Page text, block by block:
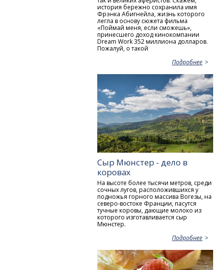
история бережно сохранила имя
Фрэнка Абигнейла, жизнь которого
легла в основу сюжета фильма
«Поймай меня, если сможешь»,
принесшего доход кинокомпании
Dream Work 352 миллиона долларов.
Пожалуй, о такой
Подробнее
Сыр Мюнстер - дело в
коровах
На высоте более тысячи метров, среди
сочных лугов, расположившихся у
подножья горного массива Вогезы, на
северо-востоке Франции, пасутся
тучные коровы, дающие молоко из
которого изготавливается сыр
Мюнстер.
Подробнее